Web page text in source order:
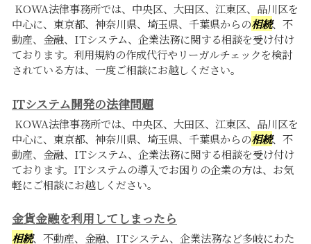
KOWA法律事務所では、中央区、大田区、江東区、品川区を
中心に、東京都、神奈川県、埼玉県、千葉県からの相続、不
動産、金融、ITシステム、企業法務に関する相談を受け付け
ております。利用規約の作成代行やリーガルチェックを検討
されている方は、一度ご相談にお越しください。
ITシステム開発の法律問題
KOWA法律事務所では、中央区、大田区、江東区、品川区を
中心に、東京都、神奈川県、埼玉県、千葉県からの相続、不
動産、金融、ITシステム、企業法務に関する相談を受け付け
ております。ITシステムの導入でお困りの企業の方は、お気
軽にご相談にお越しください。
金貨金融を利用してしまったら
相続、不動産、金融、ITシステム、企業法務など多岐にわた